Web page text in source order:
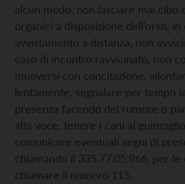
alcun modo, non lasciare mai cibo
organici a disposizione dell’orso, in
avvistamento a distanza, non
caso di incontro ravvicinato, non
muoversi con concitazione,
lentamente, segnalare per tempo
presenza facendo del rumore o
alta voce, tenere i cani al guinzaglio,
comunicare eventuali segni di
chiamando il 335.77.05.966, per le
chiamare il numero 115.